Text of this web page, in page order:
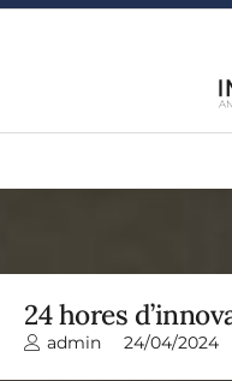
24 hores
admin 24/04/2024